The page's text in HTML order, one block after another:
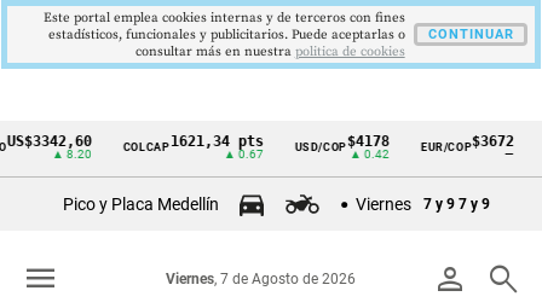
Cintillo
Colombia
COLCAP1621,34 pts USD/COP$4178
▲ 0.42
EUR/COP$3672
—
Pico y Placa Medellín Viernes 7 y 9 7 y 9
person search
Viernes, 7 de Agosto de 2026
menu
Este portal emplea cookies internas y de terceros con fines
estadísticos, funcionales y publicitarios. Puede aceptarlas o
consultar más en nuestra politica de cookies
CONTINUAR